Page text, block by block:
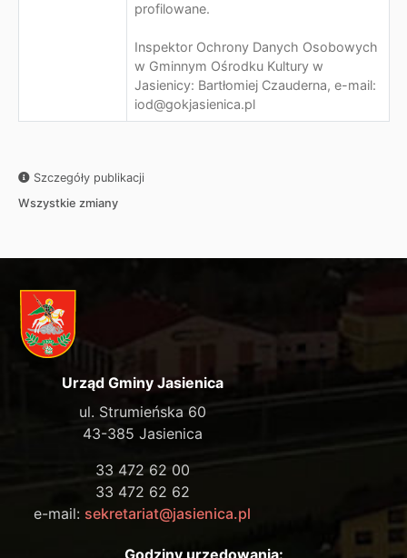
profilowane.
Inspektor Ochrony Danych Osobowych
w Gminnym Ośrodku Kultury w
Jasienicy: Bartłomiej Czauderna, e-mail:
iod@gokjasienica.pl
Szczegóły publikacji
Wszystkie zmiany
Urząd Gminy Jasienica
ul. Strumieńska 60
43-385 Jasienica
33 472 62 00
33 472 62 62
e-mail: sekretariat@jasienica.pl
Godziny urzędowania: